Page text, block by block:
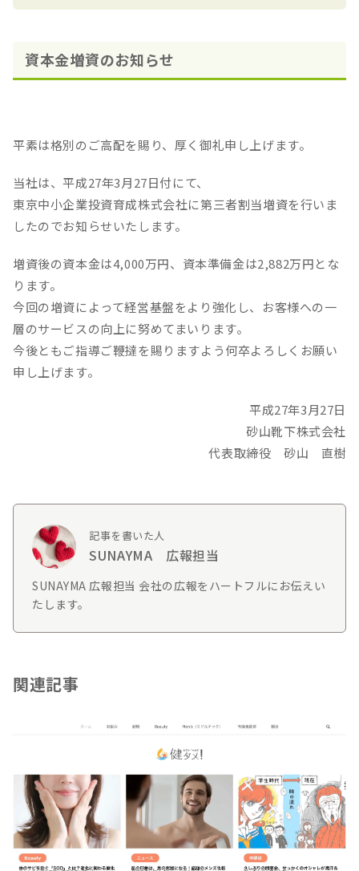
資本金増資のお知らせ
平素は格別のご高配を賜り、厚く御礼申し上げます。
当社は、平成27年3月27日付にて、
東京中小企業投資育成株式会社に第三者割当増資を行いま
したのでお知らせいたします。
増資後の資本金は4,000万円、資本準備金は2,882万円とな
ります。
今回の増資によって経営基盤をより強化し、お客様への一
層のサービスの向上に努めてまいります。
今後ともご指導ご鞭撻を賜りますよう何卒よろしくお願い
申し上げます。
平成27年3月27日
砂山靴下株式会社
代表取締役 砂山 直樹
記事を書いた人
SUNAYMA 広報担当
SUNAYMA 広報担当 会社の広報をハートフルにお伝えい
たします。
関連記事